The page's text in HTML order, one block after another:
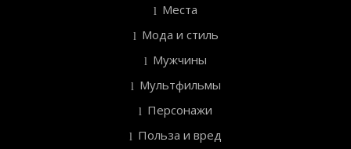
Места
Мода и стиль
Мужчины
Мультфильмы
Персонажи
Польза и вред